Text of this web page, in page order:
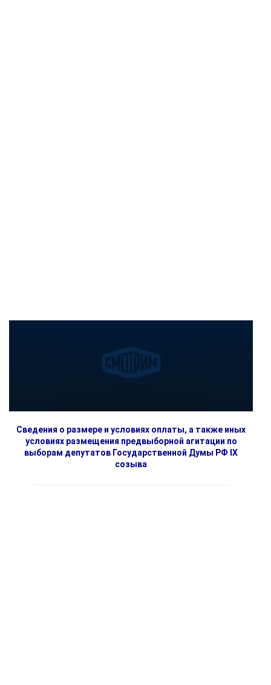
Сведения о размере и условиях оплаты, а также иных
условиях размещения предвыборной агитации по
выборам депутатов Государственной Думы РФ IX
созыва